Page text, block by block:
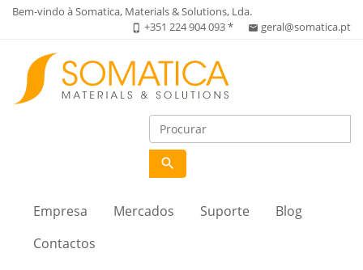
Bem-vindo à Somatica, Materials & Solutions, Lda.
phone_iphone +351 224 904 093 * email geral@somatica.pt
search
Empresa Mercados Suporte
Blog
Contactos